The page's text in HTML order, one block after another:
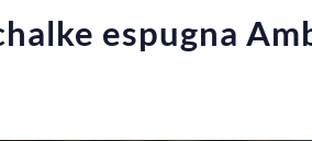
espugna